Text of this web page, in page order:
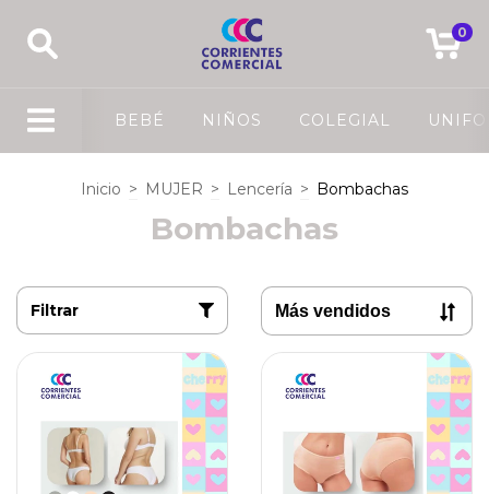
0
BEBÉ NIÑOS COLEGIAL
Inicio > MUJER > Lencería > Bombachas
Bombachas
Filtrar